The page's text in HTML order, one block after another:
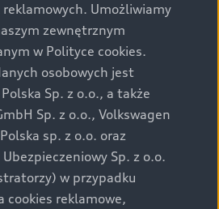
Umożliwiamy
zewnętrznym
w Polityce cookies.
osobowych jest
Sp. z o.o., a także
Sp. z o.o., Volkswagen
sp. z o.o. oraz
Sp. z o.o.
w przypadku
cookies reklamowe,